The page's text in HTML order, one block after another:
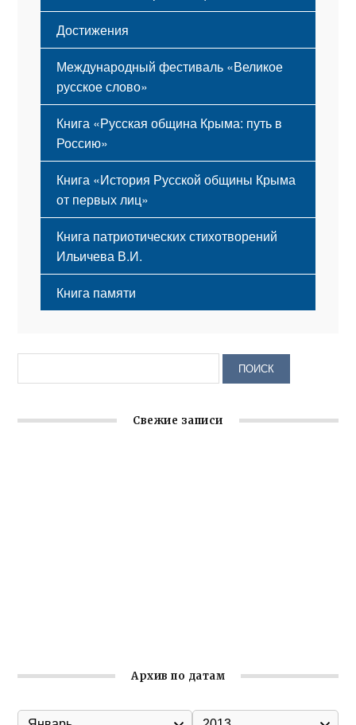
Достижения
Международный фестиваль «Великое
русское слово»
Книга «Русская община Крыма: путь в
Россию»
Книга «История Русской общины Крыма
от первых лиц»
Книга патриотических стихотворений
Ильичева В.И.
Книга памяти
Свежие записи
Архив по датам